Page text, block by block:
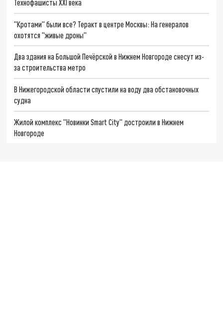
Технофашисты XXI века
"Кротами" были все? Теракт в центре Москвы: На генералов
охотятся "живые дроны"
Два здания на Большой Печёрской в Нижнем Новгороде снесут из-
за строительства метро
В Нижегородской области спустили на воду два обстановочных
судна
Жилой комплекс "Новинки Smart City" достроили в Нижнем
Новгороде